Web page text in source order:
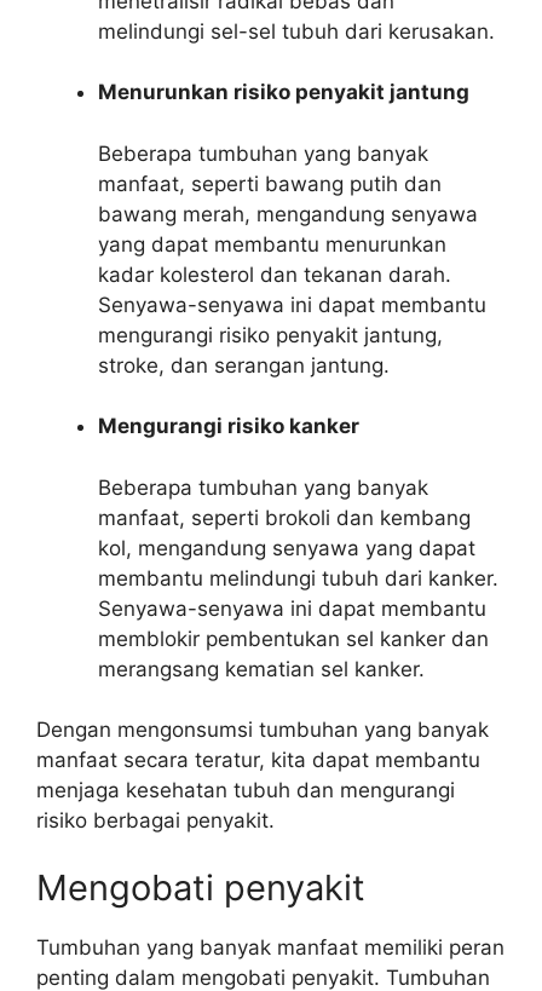
melindungi sel-sel tubuh dari kerusakan.
Menurunkan risiko penyakit jantung
Beberapa tumbuhan yang banyak
manfaat, seperti bawang putih dan
bawang merah, mengandung senyawa
yang dapat membantu menurunkan
kadar kolesterol dan tekanan darah.
Senyawa-senyawa ini dapat membantu
mengurangi risiko penyakit jantung,
stroke, dan serangan jantung.
Mengurangi risiko kanker
Beberapa tumbuhan yang banyak
manfaat, seperti brokoli dan kembang
kol, mengandung senyawa yang dapat
membantu melindungi tubuh dari kanker.
Senyawa-senyawa ini dapat membantu
memblokir pembentukan sel kanker dan
merangsang kematian sel kanker.
Dengan mengonsumsi tumbuhan yang banyak
manfaat secara teratur, kita dapat membantu
menjaga kesehatan tubuh dan mengurangi
risiko berbagai penyakit.
Mengobati penyakit
Tumbuhan yang banyak manfaat memiliki peran
penting dalam mengobati penyakit. Tumbuhan